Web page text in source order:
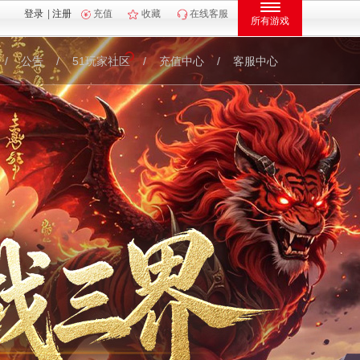
登录 注册 充值 收藏 在线客服
所有游戏
/ 公告 / 51玩家社区 / 充值中心 / 客服中心